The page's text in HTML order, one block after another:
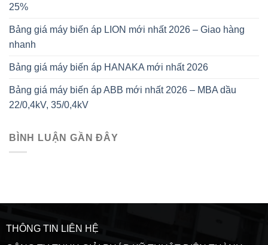
25%
Bảng giá máy biến áp LION mới nhất 2026 – Giao hàng
nhanh
Bảng giá máy biến áp HANAKA mới nhất 2026
Bảng giá máy biến áp ABB mới nhất 2026 – MBA dầu
22/0,4kV, 35/0,4kV
BÌNH LUẬN GẦN ĐÂY
THÔNG TIN LIÊN HỆ